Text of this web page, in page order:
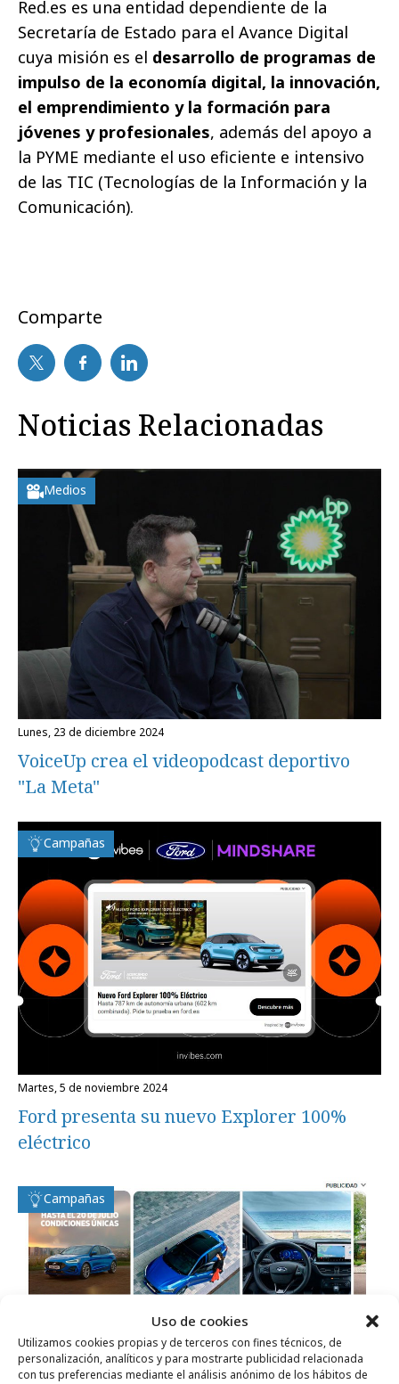
Uso de cookies
Utilizamos cookies propias y de terceros con fines técnicos, de
personalización, analíticos y para mostrarte publicidad relacionada
con tus preferencias mediante el análisis anónimo de los hábitos de
Red.es es una entidad dependiente de la
Secretaría de Estado para el Avance Digital
cuya misión es el desarrollo de programas de
impulso de la economía digital, la innovación,
el emprendimiento y la formación para
jóvenes y profesionales, además del apoyo a
la PYME mediante el uso eficiente e intensivo
de las TIC (Tecnologías de la Información y la
Comunicación).
Comparte
Noticias Relacionadas
Medios
lunes, 23 de diciembre 2024
VoiceUp crea el videopodcast deportivo
"La Meta"
Campañas
martes, 5 de noviembre 2024
Ford presenta su nuevo Explorer 100%
eléctrico
Campañas